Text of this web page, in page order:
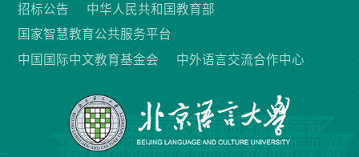
招标公告
中华人民共和国教育部
国家智慧教育公共服务平台
中国国际中文教育基金会
中外语言交流合作中心